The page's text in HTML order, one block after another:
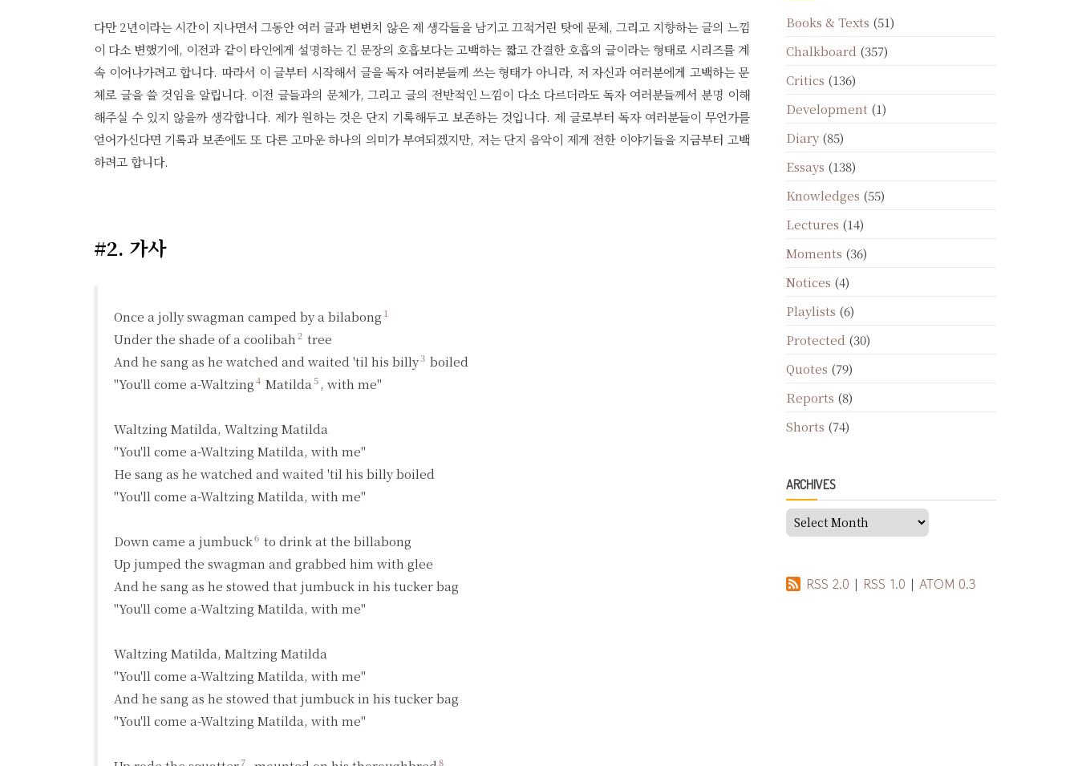
다만 2년이라는 시간이 지나면서 그동안 여러 글과 변변치 않은 제 생각들을 남기고 끄적거린 탓에 문체, 그리고 지향하는 글의 느낌
이 다소 변했기에, 이전과 같이 타인에게 설명하는 긴 문장의 호흡보다는 고백하는 짧고 간결한 호흡의 글이라는 형태로 시리즈를 계
속 이어나가려고 합니다. 따라서 이 글부터 시작해서 글을 독자 여러분들께 쓰는 형태가 아니라, 저 자신과 여러분에게 고백하는 문
체로 글을 쓸 것임을 알립니다. 이전 글들과의 문체가, 그리고 글의 전반적인 느낌이 다소 다르더라도 독자 여러분들께서 분명 이해
해주실 수 있지 않을까 생각합니다. 제가 원하는 것은 단지 기록해두고 보존하는 것입니다. 제 글로부터 독자 여러분들이 무언가를
얻어가신다면 기록과 보존에도 또 다른 고마운 하나의 의미가 부여되겠지만, 저는 단지 음악이 제게 전한 이야기들을 지금부터 고백
하려고 합니다.
#2. 가사
Once a jolly swagman camped by a bilabong 1
Under the shade of a coolibah 2 tree
And he sang as he watched and waited 'til his billy3 boiled
"You'll come a-Waltzing4 Matilda 5, with me"
Waltzing Matilda, Waltzing Matilda
"You'll come a-Waltzing Matilda, with me"
He sang as he watched and waited 'til his billy boiled
"You'll come a-Waltzing Matilda, with me"
Down came a jumbuck6 to drink at the billabong
Up jumped the swagman and grabbed him with glee
And he sang as he stowed that jumbuck in his tucker bag
"You'll come a-Waltzing Matilda, with me"
Waltzing Matilda, Maltzing Matilda
"You'll come a-Waltzing Matilda, with me"
And he sang as he stowed that jumbuck in his tucker bag
"You'll come a-Waltzing Matilda, with me"
7 8
Books & Texts (51)
Chalkboard (357)
Critics (136)
Development (1)
Diary(85)
Essays (138)
Knowledges (55)
Lectures (14)
Moments (36)
Notices (4)
Playlists (6)
Protected (30)
Quotes (79)
Reports (8)
Shorts (74)
ARCHIVES
Archives
RSS 2.0 | RSS 1.0 | ATOM 0.3